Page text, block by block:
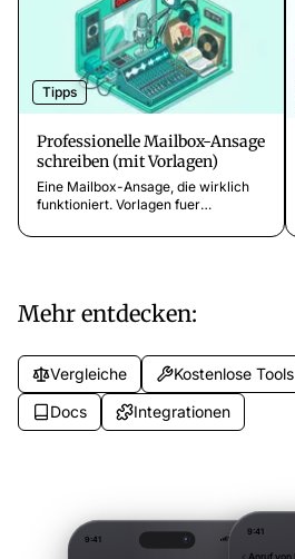
Tipps
Professionelle Mailbox-Ansage
schreiben (mit Vorlagen)
Eine Mailbox-Ansage, die wirklich
funktioniert. Vorlagen fuer
Friseursalons und mehr. Dazu Tipps,
Mehr entdecken:
Vergleiche Kostenlose Tools
Docs
Integrationen